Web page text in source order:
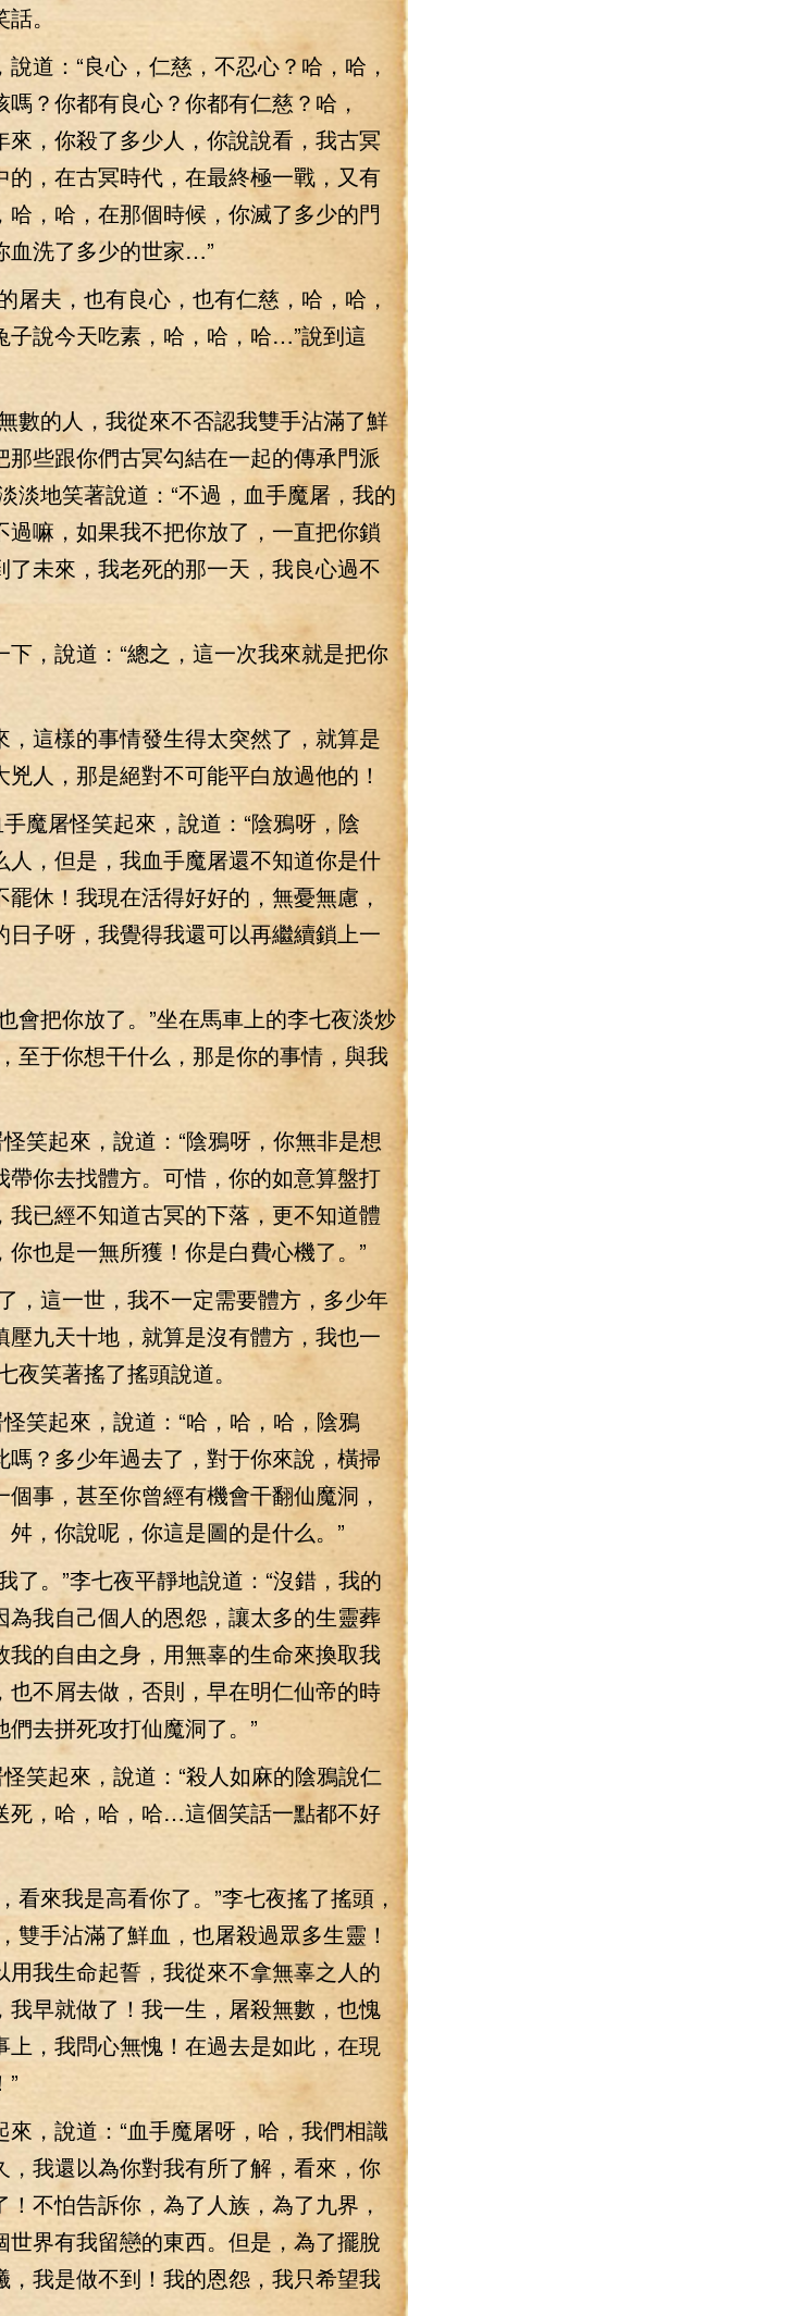
。
：“良心，仁慈，不忍心？哈，哈，
？你都有良心？你都有仁慈？哈，
，你殺了多少人，你說說看，我古冥
，在古冥時代，在最終極一戰，又有
，哈，在那個時候，你滅了多少的門
血洗了多少的世家…”
，也有良心，也有仁慈，哈，哈，
子說今天吃素，哈，哈，哈…”說到這
的人，我從來不否認我雙手沾滿了鮮
些跟你們古冥勾結在一起的傳承門派
淡地笑著說道：“不過，血手魔屠，我的
嘛，如果我不把你放了，一直把你鎖
未來，我老死的那一天，我良心過不
，說道：“總之，這一次我來就是把你
樣的事情發生得太突然了，就算是
人，那是絕對不可能平白放過他的！
屠怪笑起來，說道：“陰鴉呀，陰
，但是，我血手魔屠還不知道你是什
休！我現在活得好好的，無憂無慮，
子呀，我覺得我還可以再繼續鎖上一
把你放了。”坐在馬車上的李七夜淡炒
至于你想干什么，那是你的事情，與我
起來，說道：“陰鴉呀，你無非是想
你去找體方。可惜，你的如意算盤打
已經不知道古冥的下落，更不知道體
也是一無所獲！你是白費心機了。”
這一世，我不一定需要體方，多少年
九天十地，就算是沒有體方，我也一
夜笑著搖了搖頭說道。
起來，說道：“哈，哈，哈，陰鴉
？多少年過去了，對于你來說，橫掃
事，甚至你曾經有機會干翻仙魔洞，
，你說呢，你這是圖的是什么。”
。”李七夜平靜地說道：“沒錯，我的
我自己個人的恩怨，讓太多的生靈葬
的自由之身，用無辜的生命來換取我
不屑去做，否則，早在明仁仙帝的時
去拼死攻打仙魔洞了。”
起來，說道：“殺人如麻的陰鴉說仁
死，哈，哈，哈…這個笑話一點都不好
來我是高看你了。”李七夜搖了搖頭，
雙手沾滿了鮮血，也屠殺過眾多生靈！
我生命起誓，我從來不拿無辜之人的
早就做了！我一生，屠殺無數，也愧
，我問心無愧！在過去是如此，在現
”
說道：“血手魔屠呀，哈，我們相識
我還以為你對我有所了解，看來，你
不怕告訴你，為了人族，為了九界，
界有我留戀的東西。但是，為了擺脫
我是做不到！我的恩怨，我只希望我